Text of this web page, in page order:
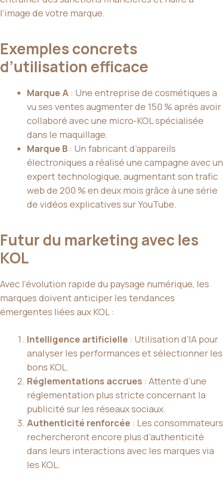
l’image de votre marque.
Exemples concrets
d’utilisation efficace
Marque A : Une entreprise de cosmétiques a
vu ses ventes augmenter de 150 % après avoir
collaboré avec une micro-KOL spécialisée
dans le maquillage.
Marque B : Un fabricant d’appareils
électroniques a réalisé une campagne avec un
expert technologique, augmentant son trafic
web de 200 % en deux mois grâce à une série
de vidéos explicatives sur YouTube.
Futur du marketing avec les
KOL
Avec l’évolution rapide du paysage numérique, les
marques doivent anticiper les tendances
émergentes liées aux KOL :
Intelligence artificielle : Utilisation d’IA pour
analyser les performances et sélectionner les
bons KOL.
Réglementations accrues : Attente d’une
réglementation plus stricte concernant la
publicité sur les réseaux sociaux.
Authenticité renforcée : Les consommateurs
rechercheront encore plus d’authenticité
dans leurs interactions avec les marques via
les KOL.